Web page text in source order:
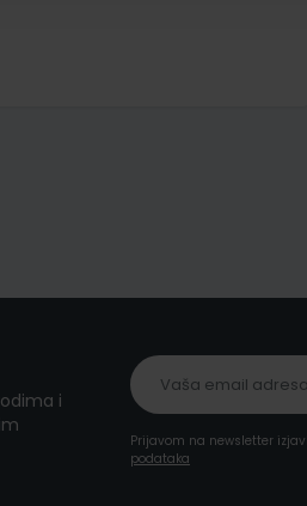
i
Prijavom na newsletter
podataka